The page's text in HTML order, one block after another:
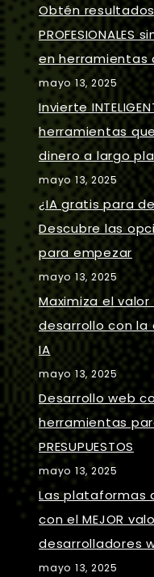
Obtén
en herramientas
mayo 13, 2025
Invierte
herramientas
dinero a largo
mayo 13, 2025
¿IA gratis para
Descubre las
para empezar
mayo 13, 2025
Maximiza el
desarrollo con
IA
mayo 13, 2025
Desarrollo web
herramientas
PRESUPUESTOS
mayo 13, 2025
Las plataformas
con el MEJOR
desarrolladores
mayo 13, 2025